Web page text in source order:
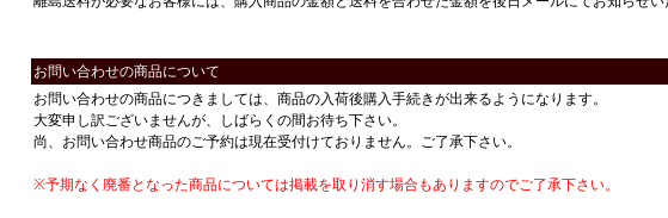
お問い合わせの商品について
お問い合わせの商品につきましては、商品の入荷後購入手続きが出来るようになります。
大変申し訳ございませんが、しばらくの間お待ち下さい。
尚、お問い合わせ商品のご予約は現在受付けておりません。ご了承下さい。
※予期なく廃番となった商品については掲載を取り消す場合もありますのでご了承下さい。